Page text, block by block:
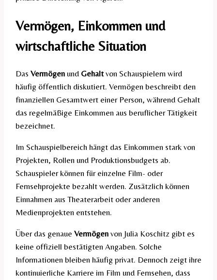
Vermögen, Einkommen und
wirtschaftliche Situation
Das Vermögen und Gehaltvon Schauspielern wird
häufig öffentlich diskutiert. Vermögen beschreibt den
finanziellen Gesamtwert einer Person, während Gehalt
das regelmäßige Einkommen aus beruflicher Tätigkeit
bezeichnet.
Im Schauspielbereich hängt das Einkommen stark von
Projekten, Rollen und Produktionsbudgets ab.
Schauspieler können für einzelne Film- oder
Fernsehprojekte bezahlt werden. Zusätzlich können
Einnahmen aus Theaterarbeit oder anderen
Medienprojekten entstehen.
Über das genaue Vermögen von Julia Koschitz gibt es
keine offiziell bestätigten Angaben. Solche
Informationen bleiben häufig privat. Dennoch zeigt ihre
kontinuierliche Karriere im Film und Fernsehen, dass